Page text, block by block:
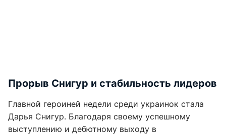
Прорыв Снигур и стабильность лидеров
Главной героиней недели среди украинок стала
Дарья Снигур. Благодаря своему успешному
выступлению и дебютному выходу в